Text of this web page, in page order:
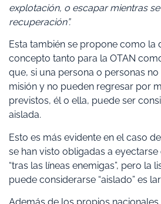
explotación, o escapar mientras
recuperación”.
Esta también se propone como la
concepto tanto para la OTAN
que, si una persona o personas
misión y no pueden regresar por
previstos, él o ella, puede ser
aislada.
Esto es más evidente en el caso
se han visto obligadas a
“tras las líneas enemigas”, pero la
puede considerarse “aislado” es